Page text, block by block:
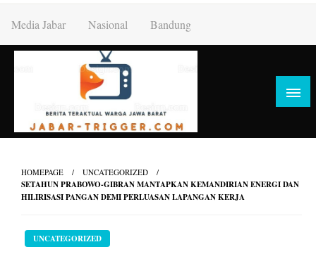
content
Media Jabar Nasional Bandung
HOMEPAGE UNCATEGORIZED
SETAHUN PRABOWO-GIBRAN MANTAPKAN KEMANDIRIAN ENERGI DAN
HILIRISASI PANGAN DEMI PERLUASAN LAPANGAN KERJA
UNCATEGORIZED